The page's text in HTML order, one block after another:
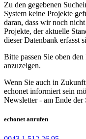
Zu den gegebenen
System keine Projekte
daran, dass wir noch
Projekte, der aktuelle
dieser Datenbank erfasst
Bitte passen Sie oben
anzuzeigen.
Wenn Sie auch in
echonet informiert sein
Newsletter - am Ende der
echonet anrufen